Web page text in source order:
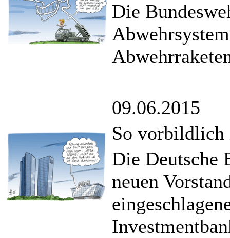
Die
09.06.2015
So vorbildlich
Die Deutsche
neuen